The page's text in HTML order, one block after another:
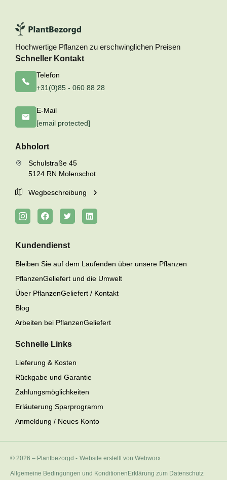
Hochwertige Pflanzen zu erschwinglichen Preisen
Schneller Kontakt
Telefon
+31(0)85 - 060 88 28
E-Mail
[email protected]
Abholort
Schulstraße 45
5124 RN Molenschot
Wegbeschreibung
Kundendienst
Bleiben Sie auf dem Laufenden über unsere Pflanzen
PflanzenGeliefert und die Umwelt
Über PflanzenGeliefert / Kontakt
Blog
Arbeiten bei PflanzenGeliefert
Schnelle Links
Lieferung & Kosten
Rückgabe und Garantie
Zahlungsmöglichkeiten
Erläuterung Sparprogramm
Anmeldung / Neues Konto
© 2026 – Plantbezorgd - Website erstellt von Webworx
Allgemeine Bedingungen und Konditionen Erklärung zum Datenschutz